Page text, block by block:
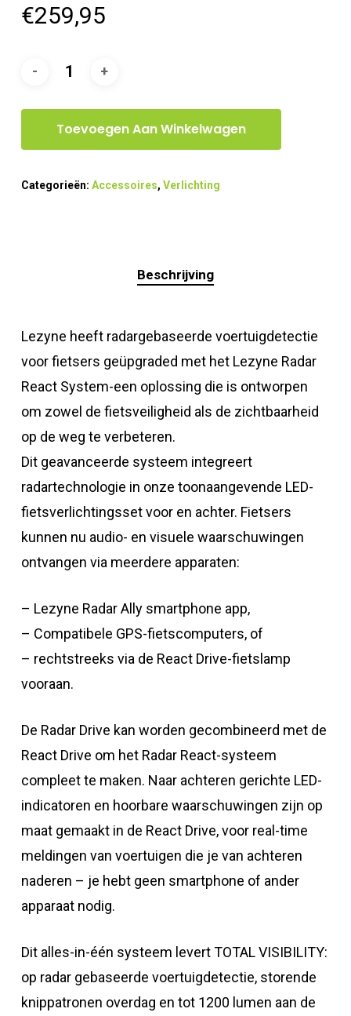
€259,95
Toevoegen Aan Winkelwagen
Categorieën: Accessoires, Verlichting
Beschrijving
Lezyne heeft radargebaseerde voertuigdetectie
voor fietsers geüpgraded met het Lezyne Radar
React System-een oplossing die is ontworpen
om zowel de fietsveiligheid als de zichtbaarheid
op de weg te verbeteren.
Dit geavanceerde systeem integreert
radartechnologie in onze toonaangevende LED-
fietsverlichtingsset voor en achter. Fietsers
kunnen nu audio- en visuele waarschuwingen
ontvangen via meerdere apparaten:
– Lezyne Radar Ally smartphone app,
– Compatibele GPS-fietscomputers, of
– rechtstreeks via de React Drive-fietslamp
vooraan.
De Radar Drive kan worden gecombineerd met de
React Drive om het Radar React-systeem
compleet te maken. Naar achteren gerichte LED-
indicatoren en hoorbare waarschuwingen zijn op
maat gemaakt in de React Drive, voor real-time
meldingen van voertuigen die je van achteren
naderen – je hebt geen smartphone of ander
apparaat nodig.
Dit alles-in-één systeem levert TOTAL VISIBILITY:
op radar gebaseerde voertuigdetectie, storende
knippatronen overdag en tot 1200 lumen aan de